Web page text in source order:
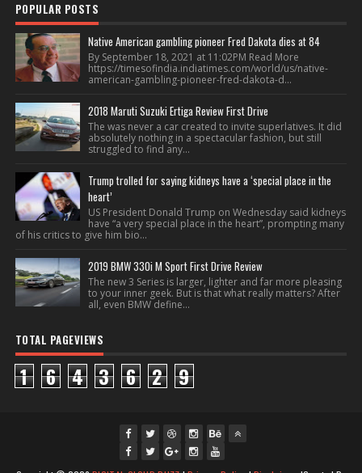
POPULAR POSTS
Native American gambling pioneer Fred Dakota dies at 84
By September 18, 2021 at 11:02PM Read More
https://timesofindia.indiatimes.com/world/us/native-
american-gambling-pioneer-fred-dakota-d...
2018 Maruti Suzuki Ertiga Review First Drive
The was never a car created to invite superlatives. It did
absolutely nothing in a spectacular fashion, but still
struggled to find any...
Trump trolled for saying kidneys have a ‘special place in the
heart’
US President Donald Trump on Wednesday said kidneys
have “a very special place in the heart”, prompting many
of his critics to give him bio...
2019 BMW 330i M Sport First Drive Review
The new 3 Series is larger, lighter and far more pleasing
to your inner geek. But is that what really matters? After
all, even BMW define...
TOTAL PAGEVIEWS
1 6 4 3 6 2 9
fac twi gpl ins you